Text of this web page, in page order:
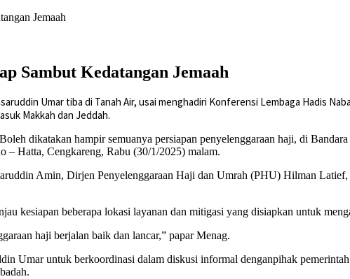
Jemaah
Sambut Kedatangan Jemaah
Umar tiba di Tanah Air, usai menghadiri Konferensi Lembaga Hadis
Makkah dan Jeddah.
dikatakan hampir semuanya persiapan penyelenggaraan haji, di
– Hatta, Cengkareng, Rabu (30/1/2025) malam.
Amin, Dirjen Penyelenggaraan Haji dan Umrah (PHU) Hilman
kesiapan beberapa lokasi layanan dan mitigasi yang disiapkan untuk
haji berjalan baik dan lancar,” papar Menag.
Umar untuk berkoordinasi dalam diskusi informal denganpihak